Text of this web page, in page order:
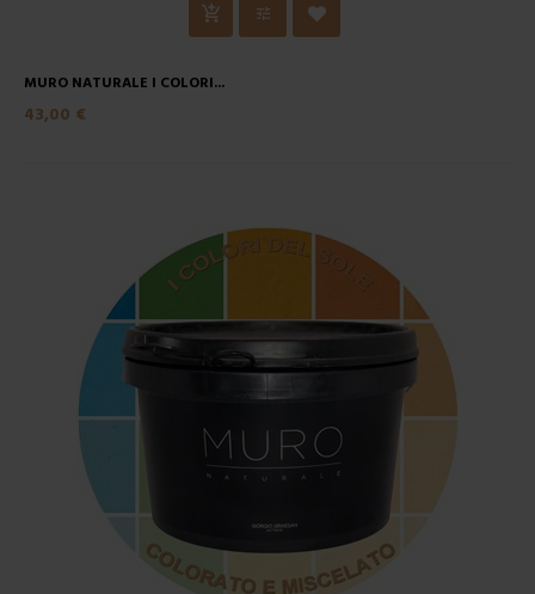
MURO NATURALE I COLORI...
43,00 €